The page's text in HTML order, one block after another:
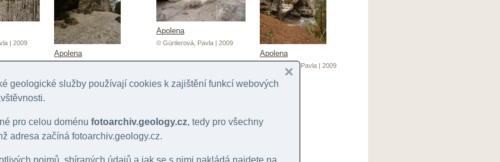
| 2009
Apolena
Apolena
© Gürtlerová, Pavla | 2009
Apolena
© Gürtlerová, Pavla | 2009
geologické služby používají cookies k zajištění funkcí webových
pro celou doménu fotoarchiv.geology.cz, tedy pro všechny
adresa začíná fotoarchiv.geology.cz.
pojmů, sbíraných údajů a jak se s nimi nakládá najdete na